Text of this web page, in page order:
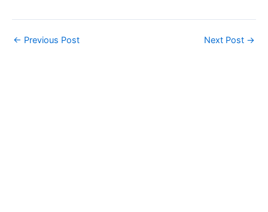
← Previous Post Next Post →